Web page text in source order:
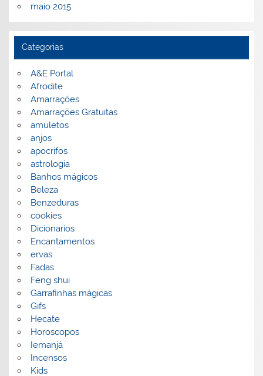
maio 2015
Categorias
A&E Portal
Afrodite
Amarrações
Amarrações Gratuitas
amuletos
anjos
apocrifos
astrologia
Banhos mágicos
Beleza
Benzeduras
cookies
Dicionarios
Encantamentos
ervas
Fadas
Feng shui
Garrafinhas mágicas
Gifs
Hecate
Horoscopos
Iemanjá
Incensos
Kids